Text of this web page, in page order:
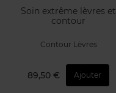
Soin extrême lèvres et
contour
Contour Lèvres
89,50 € Ajouter